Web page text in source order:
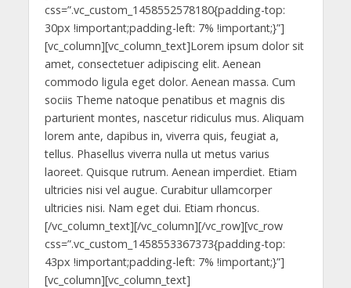
css=”.vc_custom_1458552578180{padding-top:
30px !important;padding-left: 7% !important;}”]
[vc_column][vc_column_text]Lorem ipsum dolor sit
amet, consectetuer adipiscing elit. Aenean
commodo ligula eget dolor. Aenean massa. Cum
sociis Theme natoque penatibus et magnis dis
parturient montes, nascetur ridiculus mus. Aliquam
lorem ante, dapibus in, viverra quis, feugiat a,
tellus. Phasellus viverra nulla ut metus varius
laoreet. Quisque rutrum. Aenean imperdiet. Etiam
ultricies nisi vel augue. Curabitur ullamcorper
ultricies nisi. Nam eget dui. Etiam rhoncus.
[/vc_column_text][/vc_column][/vc_row][vc_row
css=”.vc_custom_1458553367373{padding-top:
43px !important;padding-left: 7% !important;}”]
[vc_column][vc_column_text]